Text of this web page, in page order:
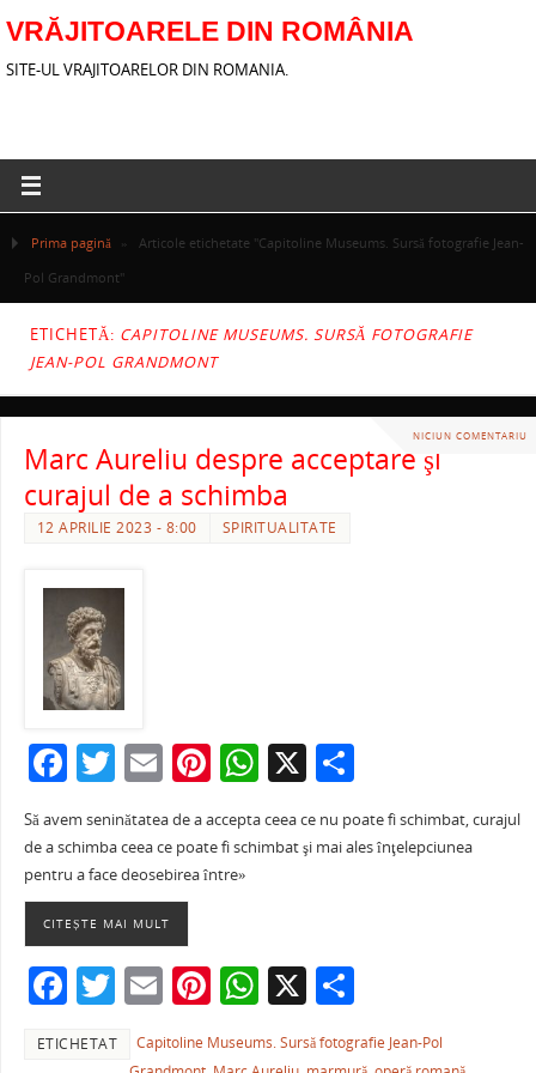
VRĂJITOARELE DIN ROMÂNIA
SITE-UL VRAJITOARELOR DIN ROMANIA.
Prima pagină »
Articole etichetate "Capitoline Museums. Sursă fotografie Jean-
Pol Grandmont"
ETICHETĂ: CAPITOLINE MUSEUMS. SURSĂ FOTOGRAFIE
JEAN-POL GRANDMONT
NICIUN COMENTARIU
Marc Aureliu despre acceptare şi
curajul de a schimba
12 APRILIE 2023 - 8:00 SPIRITUALITATE
F
c
e
b
o
o
k
T
w
itt
er
E
m
ai
l
Pi
er
e
W
at
p
p
X P
ar
ta
ză
Să avem seninătatea de a accepta ceea ce nu poate fi schimbat, curajul
de a schimba ceea ce poate fi schimbat şi mai ales înţelepciunea
pentru a face deosebirea între»
CITEȘTE MAI MULT
F
c
T
w
itt
E
m
ai
Pi
nt
er
W
h
at
X P
ar
ta
ETICHETAT
Capitoline Museums. Sursă fotografie Jean-Pol